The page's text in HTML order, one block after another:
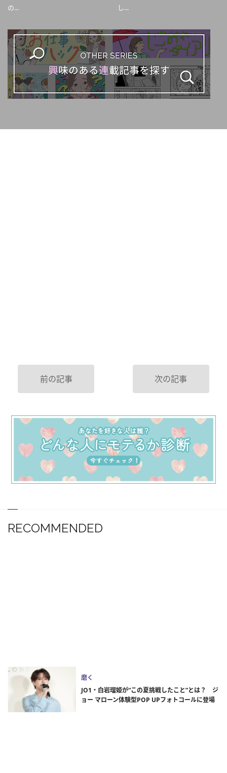
の... し...
前の記事 次の記事
RECOMMENDED
磨く
JO1・白岩瑠姫が“この夏挑戦したこと”とは？ ジ
ョー マローン体験型POP UPフォトコールに登場